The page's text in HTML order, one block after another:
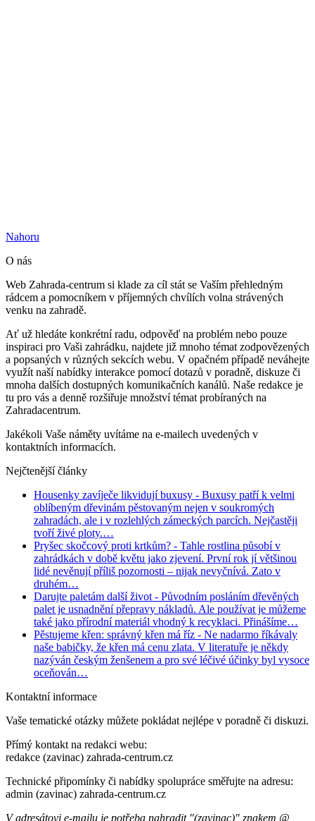
Nahoru
O nás
Web Zahrada-centrum si klade za cíl stát se Vaším přehledným
rádcem a pomocníkem v příjemných chvílích volna strávených
venku na zahradě.
Ať už hledáte konkrétní radu, odpověď na problém nebo pouze
inspiraci pro Vaši zahrádku, najdete již mnoho témat zodpovězených
a popsaných v různých sekcích webu. V opačném případě neváhejte
využít naší nabídky interakce pomocí dotazů v poradně, diskuze či
mnoha dalších dostupných komunikačních kanálů. Naše redakce je
tu pro vás a denně rozšiřuje množství témat probíraných na
Zahradacentrum.
Jakékoli Vaše náměty uvítáme na e-mailech uvedených v
kontaktních informacích.
Nejčtenější články
Housenky zavíječe likvidují buxusy - Buxusy patří k velmi
oblíbeným dřevinám pěstovaným nejen v soukromých
zahradách, ale i v rozlehlých zámeckých parcích. Nejčastěji
tvoří živé ploty.…
Pryšec skočcový proti krtkům? - Tahle rostlina působí v
zahrádkách v době květu jako zjevení. První rok jí většinou
lidé nevěnují příliš pozornosti – nijak nevyčnívá. Zato v
druhém…
Darujte paletám další život - Původním posláním dřevěných
palet je usnadnění přepravy nákladů. Ale používat je můžeme
také jako přírodní materiál vhodný k recyklaci. Přinášíme…
Pěstujeme křen: správný křen má říz - Ne nadarmo říkávaly
naše babičky, že křen má cenu zlata. V literatuře je někdy
nazýván českým ženšenem a pro své léčivé účinky byl vysoce
oceňován…
Kontaktní informace
Vaše tematické otázky můžete pokládat nejlépe v poradně či diskuzi.
Přímý kontakt na redakci webu:
redakce (zavinac) zahrada-centrum.cz
Technické připomínky či nabídky spolupráce směřujte na adresu:
admin (zavinac) zahrada-centrum.cz
V adresátovi e-mailu je potřeba nahradit "(zavinac)" znakem @